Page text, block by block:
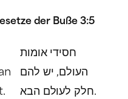
der Buße 3:5
חסידי אומות
העולם, יש להם
חלק לעולם הבא.